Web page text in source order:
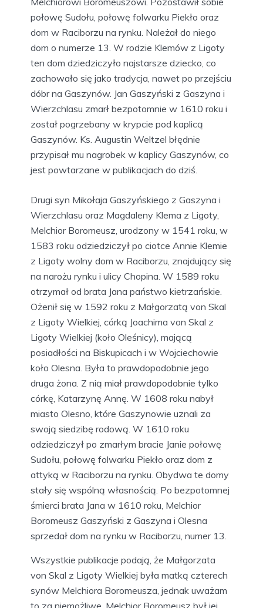
połowę Sudołu, połowę folwarku Piekło oraz
dom w Raciborzu na rynku. Należał do niego
dom o numerze 13. W rodzie Klemów z Ligoty
ten dom dziedziczyło najstarsze dziecko, co
zachowało się jako tradycja, nawet po przejściu
dóbr na Gaszynów. Jan Gaszyński z Gaszyna i
Wierzchlasu zmarł bezpotomnie w 1610 roku i
został pogrzebany w krypcie pod kaplicą
Gaszynów. Ks. Augustin Weltzel błędnie
przypisał mu nagrobek w kaplicy Gaszynów, co
jest powtarzane w publikacjach do dziś.
Drugi syn Mikołaja Gaszyńskiego z Gaszyna i
Wierzchlasu oraz Magdaleny Klema z Ligoty,
Melchior Boromeusz, urodzony w 1541 roku, w
1583 roku odziedziczył po ciotce Annie Klemie
z Ligoty wolny dom w Raciborzu, znajdujący się
na narożu rynku i ulicy Chopina. W 1589 roku
otrzymał od brata Jana państwo kietrzańskie.
Ożenił się w 1592 roku z Małgorzatą von Skal
z Ligoty Wielkiej, córką Joachima von Skal z
Ligoty Wielkiej (koło Oleśnicy), mającą
posiadłości na Biskupicach i w Wojciechowie
koło Olesna. Była to prawdopodobnie jego
druga żona. Z nią miał prawdopodobnie tylko
córkę, Katarzynę Annę. W 1608 roku nabył
miasto Olesno, które Gaszynowie uznali za
swoją siedzibę rodową. W 1610 roku
odziedziczył po zmarłym bracie Janie połowę
Sudołu, połowę folwarku Piekło oraz dom z
attyką w Raciborzu na rynku. Obydwa te domy
stały się wspólną własnością. Po bezpotomnej
śmierci brata Jana w 1610 roku, Melchior
Boromeusz Gaszyński z Gaszyna i Olesna
sprzedał dom na rynku w Raciborzu, numer 13.
Wszystkie publikacje podają, że Małgorzata
von Skal z Ligoty Wielkiej była matką czterech
synów Melchiora Boromeusza, jednak uważam